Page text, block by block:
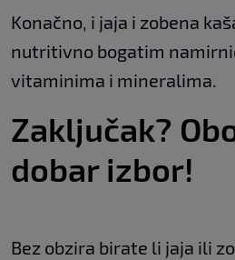
Konačno, i jaja i zobena
nutritivno bogatim
vitaminima i mineralima.
Zaključak?
dobar izbor!
Bez obzira birate li jaja ili